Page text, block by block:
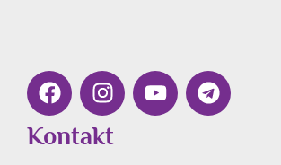
Kontakt